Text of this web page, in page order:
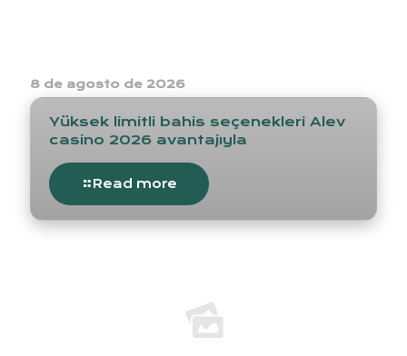
8 de agosto de 2026
Yüksek limitli bahis seçenekleri Alev
casino 2026 avantajıyla
Read more